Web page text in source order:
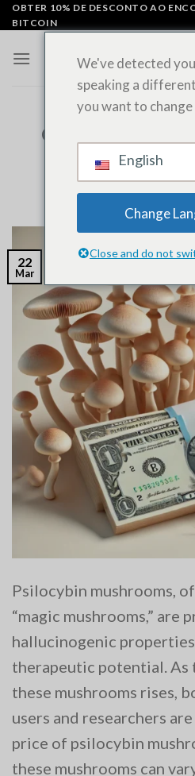
Saltar
para
conteúdo
OBTER 10% DE DESCONTO AO
BITCOIN
NOTÍCIAS
Quanto custam os
22
Mar
Psilocybin mushrooms,
“magic mushrooms,” are
hallucinogenic
therapeutic potential.
these mushrooms rises,
users and researchers
price of psilocybin
these mushrooms can
We've detected
speaking a
you want to
English
Change
Close and do not